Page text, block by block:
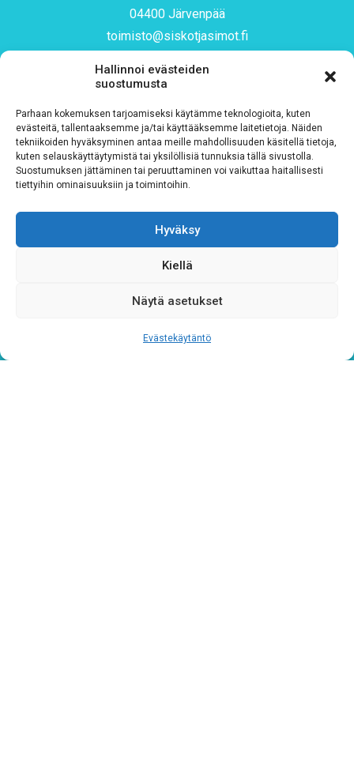
Hallinnoi evästeiden
suostumusta
Parhaan kokemuksen tarjoamiseksi käytämme teknologioita, kuten
evästeitä, tallentaaksemme ja/tai käyttääksemme laitetietoja. Näiden
tekniikoiden hyväksyminen antaa meille mahdollisuuden käsitellä tietoja,
kuten selauskäyttäytymistä tai yksilöllisiä tunnuksia tällä sivustolla.
Suostumuksen jättäminen tai peruuttaminen voi vaikuttaa haitallisesti
tiettyihin ominaisuuksiin ja toimintoihin.
Hyväksy
Kiellä
Näytä asetukset
Evästekäytäntö
04400 Järvenpää
toimisto@siskotjasimot.fi
Tilaa uutiskirjeemme
Sähköposti